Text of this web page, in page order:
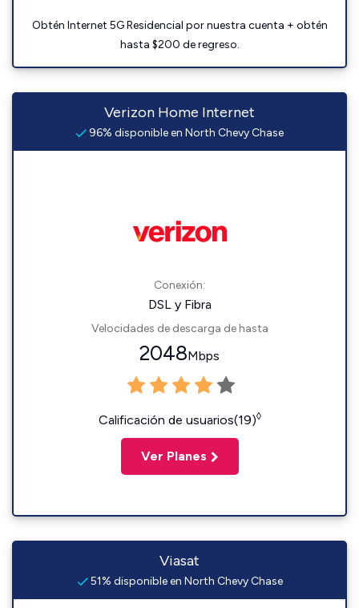
Obtén Internet 5G Residencial por nuestra cuenta + obtén
hasta $200 de regreso.
Verizon Home Internet
96% disponible en North Chevy Chase
Conexión:
DSL y Fibra
Velocidades de descarga de hasta
2048Mbps
Calificación de usuarios(19)◊
Ver Planes
Viasat
51% disponible en North Chevy Chase